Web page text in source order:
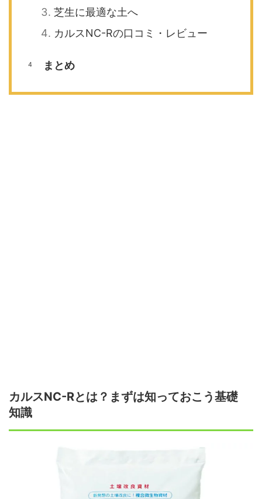
芝生に最適な土へ
カルスNC-Rの口コミ・レビュー
まとめ
カルスNC-Rとは？まずは知っておこう基礎
知識